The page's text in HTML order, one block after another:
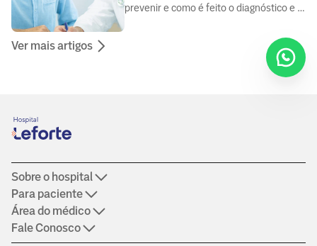
prevenir e como é feito o diagnóstico e o
Ver mais artigos
Sobre o hospital
Para paciente
Área do médico
Fale Conosco